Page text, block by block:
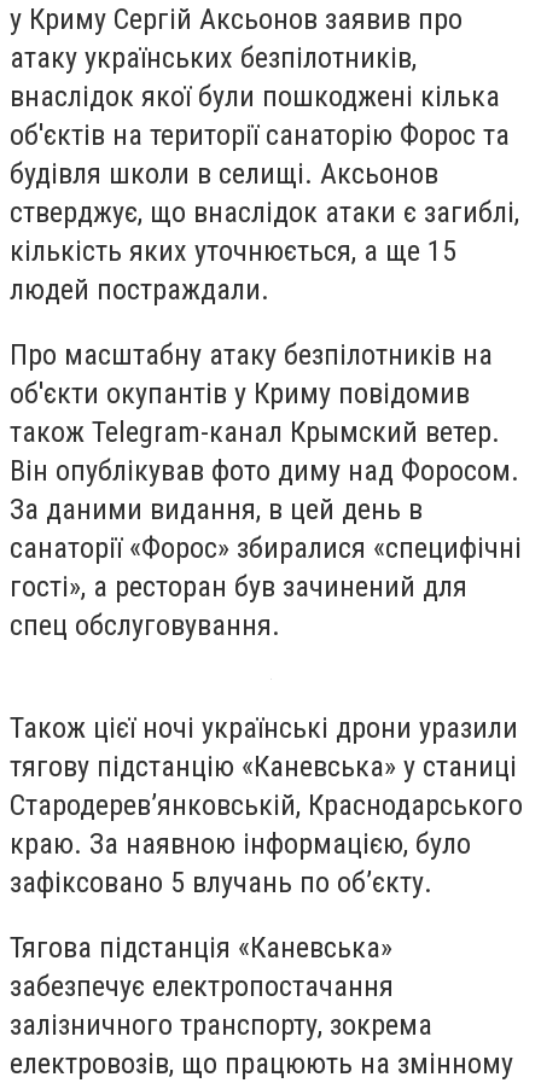
у Криму Сергій Аксьонов заявив про
атаку українських безпілотників,
внаслідок якої були пошкоджені кілька
об'єктів на території санаторію Форос та
будівля школи в селищі. Аксьонов
стверджує, що внаслідок атаки є загиблі,
кількість яких уточнюється, а ще 15
людей постраждали.
Про масштабну атаку безпілотників на
об'єкти окупантів у Криму повідомив
також Telegram-канал Крымский ветер.
Він опублікував фото диму над Форосом.
За даними видання, в цей день в
санаторії «Форос» збиралися «специфічні
гості», а ресторан був зачинений для
спец обслуговування.
Також цієї ночі українські дрони уразили
тягову підстанцію «Каневська» у станиці
Стародерев’янковській, Краснодарського
краю. За наявною інформацією, було
зафіксовано 5 влучань по об’єкту.
Тягова підстанція «Каневська»
забезпечує електропостачання
залізничного транспорту, зокрема
електровозів, що працюють на змінному